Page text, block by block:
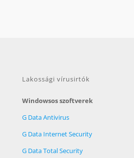
Lakossági vírusirtók
Windowsos szoftverek
G Data Antivirus
G Data Internet Security
G Data Total Security